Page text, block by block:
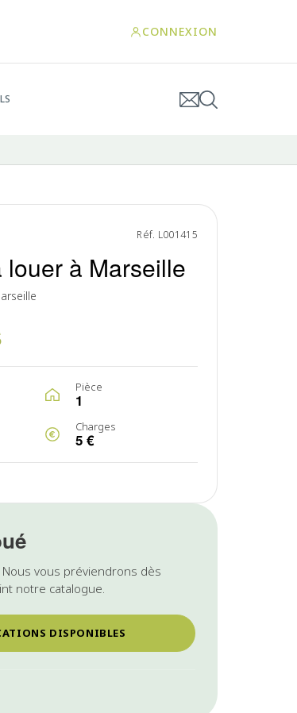
CONNEXION
Réf. L001415
louer à Marseille
Pièce
1
Charges
5 €
vous préviendrons dès
notre catalogue.
DISPONIBLES